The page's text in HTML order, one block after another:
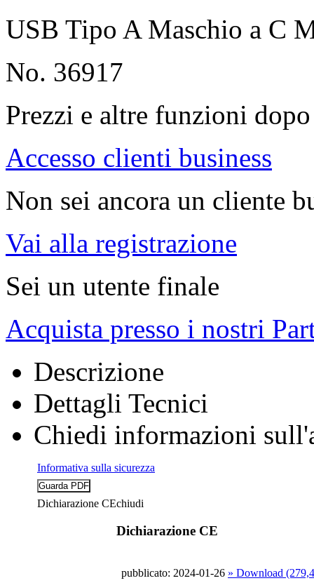
USB Tipo A Maschio a C
No. 36917
Prezzi e altre funzioni
Accesso clienti business
Non sei ancora un cliente
Vai alla registrazione
Sei un utente finale
Acquista presso i nostri
Descrizione
Dettagli Tecnici
Chiedi informazioni
Informativa sulla sicurezza
Dichiarazione CEchiudi
Dichiarazione CE
pubblicato: 2024-01-26 » Download